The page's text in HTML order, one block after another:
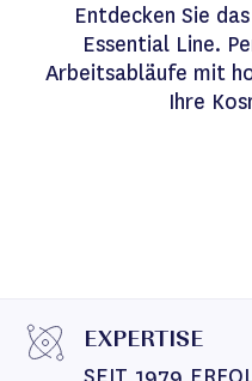
Entdecken Sie
Essential Line.
Arbeitsabläufe mit
Ihre
EXPERTISE